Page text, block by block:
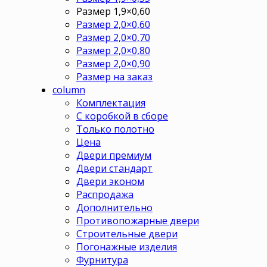
Размер 1,9×0,60
Размер 2,0×0,60
Размер 2,0×0,70
Размер 2,0×0,80
Размер 2,0×0,90
Размер на заказ
column
Комплектация
С коробкой в сборе
Только полотно
Цена
Двери премиум
Двери стандарт
Двери эконом
Распродажа
Дополнительно
Противопожарные двери
Строительные двери
Погонажные изделия
Фурнитура